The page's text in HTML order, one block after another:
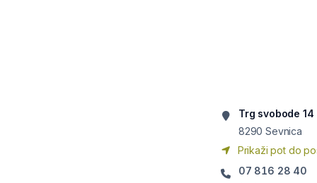
Trg svobode 14
8290 Sevnica
Prikaži pot do
07 816 28 40